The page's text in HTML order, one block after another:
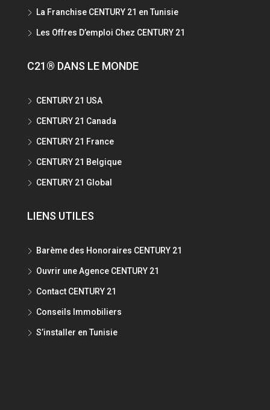
La Franchise CENTURY 21 en Tunisie
Les Offres D’emploi Chez CENTURY 21
C21® DANS LE MONDE
CENTURY 21 USA
CENTURY 21 Canada
CENTURY 21 France
CENTURY 21 Belgique
CENTURY 21 Global
LIENS UTILES
Barème des Honoraires CENTURY 21
Ouvrir une Agence CENTURY 21
Contact CENTURY 21
Conseils Immobiliers
S’installer en Tunisie